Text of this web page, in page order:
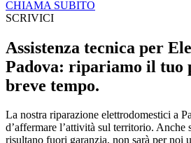
CHIAMA SUBITO
SCRIVICI
Assistenza tecnica per
Padova: ripariamo il tuo
breve tempo.
La nostra riparazione elettrodomestici a
d’affermare l’attività sul territorio. Anche
risultano fuori garanzia, non sarà per noi